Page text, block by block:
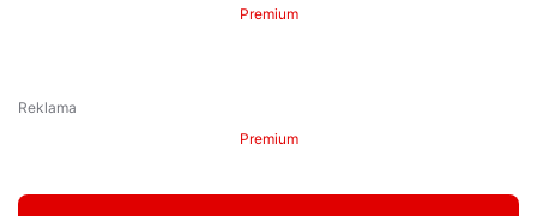
Premium
Premium